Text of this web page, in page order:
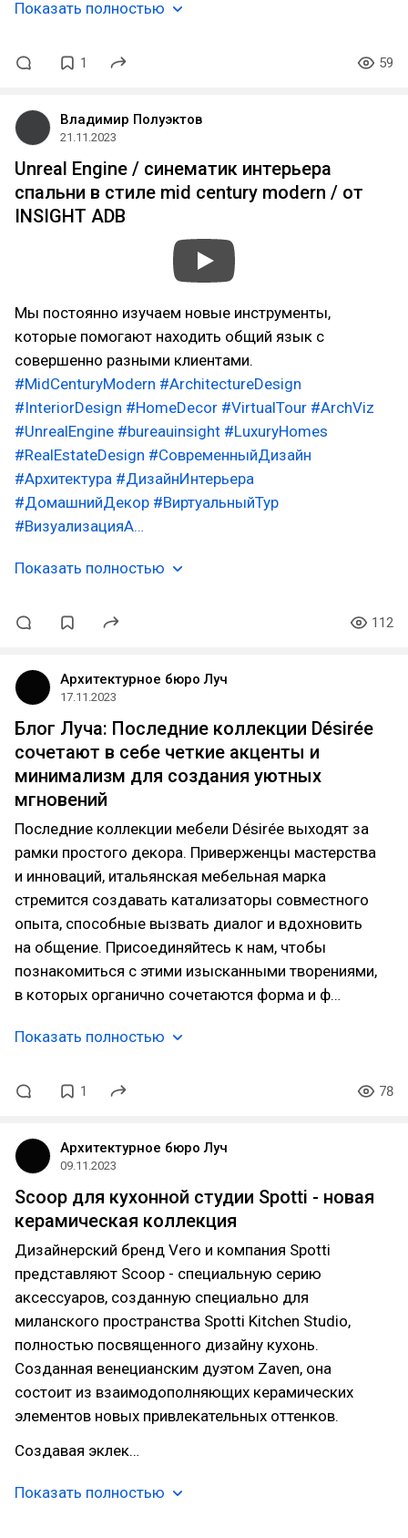
Показать полностью
1 59
Владимир Полуэктов
21.11.2023
Unreal Engine / синематик интерьера
спальни в стиле mid century modern / от
INSIGHT ADB
Мы постоянно изучаем новые инструменты,
которые помогают находить общий язык с
совершенно разными клиентами.
#MidCenturyModern #ArchitectureDesign
#InteriorDesign #HomeDecor #VirtualTour #ArchViz
#UnrealEngine #bureauinsight #LuxuryHomes
#RealEstateDesign #СовременныйДизайн
#Архитектура #ДизайнИнтерьера
#ДомашнийДекор #ВиртуальныйТур
#ВизуализацияА…
Показать полностью
112
Архитектурное бюро Луч
17.11.2023
Блог Луча: Последние коллекции Désirée
сочетают в себе четкие акценты и
минимализм для создания уютных
мгновений
Последние коллекции мебели Désirée выходят за
рамки простого декора. Приверженцы мастерства
и инноваций, итальянская мебельная марка
стремится создавать катализаторы совместного
опыта, способные вызвать диалог и вдохновить
на общение. Присоединяйтесь к нам, чтобы
познакомиться с этими изысканными творениями,
в которых органично сочетаются форма и ф…
Показать полностью
1 78
Архитектурное бюро Луч
09.11.2023
Scoop для кухонной студии Spotti - новая
керамическая коллекция
Дизайнерский бренд Vero и компания Spotti
представляют Scoop - специальную серию
аксессуаров, созданную специально для
миланского пространства Spotti Kitchen Studio,
полностью посвященного дизайну кухонь.
Созданная венецианским дуэтом Zaven, она
состоит из взаимодополняющих керамических
элементов новых привлекательных оттенков.
Создавая эклек…
Показать полностью